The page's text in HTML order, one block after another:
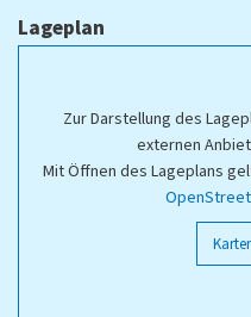
Lageplan
Zur Darstellung des
externen
Mit Öffnen des Lageplans